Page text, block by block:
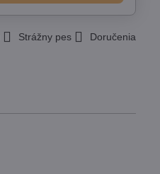
Strážny pes Doručenia